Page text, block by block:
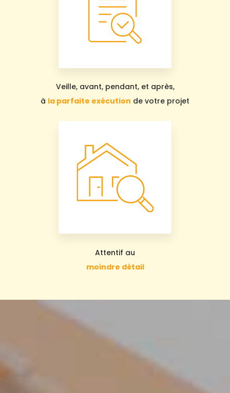
Veille, avant, pendant, et après,
à la parfaite exécution de votre projet
Attentif au
moindre détail